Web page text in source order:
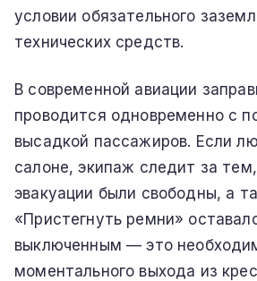
условии обязательного
технических средств.
В современной авиации
проводится одновременно с
высадкой пассажиров. Если
салоне, экипаж следит за
эвакуации были свободны, а
«Пристегнуть ремни»
выключенным — это
моментального выхода из